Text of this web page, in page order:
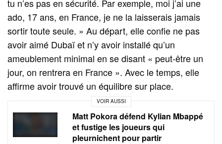
tu n’es pas en sécurité. Par exemple, moi j’ai une
ado, 17 ans, en France, je ne la laisserais jamais
sortir toute seule. » Au départ, elle confie ne pas
avoir aimé Dubaï et n’y avoir installé qu’un
ameublement minimal en se disant « peut‑être un
jour, on rentrera en France ». Avec le temps, elle
affirme avoir trouvé un équilibre sur place.
VOIR AUSSI
Matt Pokora défend Kylian Mbappé
et fustige les joueurs qui
pleurnichent pour partir